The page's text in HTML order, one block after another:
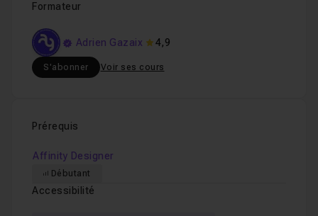
Formateur
Adrien Gazaix 4,9
S'abonner Voir ses cours
Prérequis
Affinity Designer
Débutant
Accessibilité